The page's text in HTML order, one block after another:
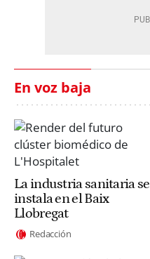
En voz baja
La industria sanitaria se
instala en el Baix
Llobregat
Redacción